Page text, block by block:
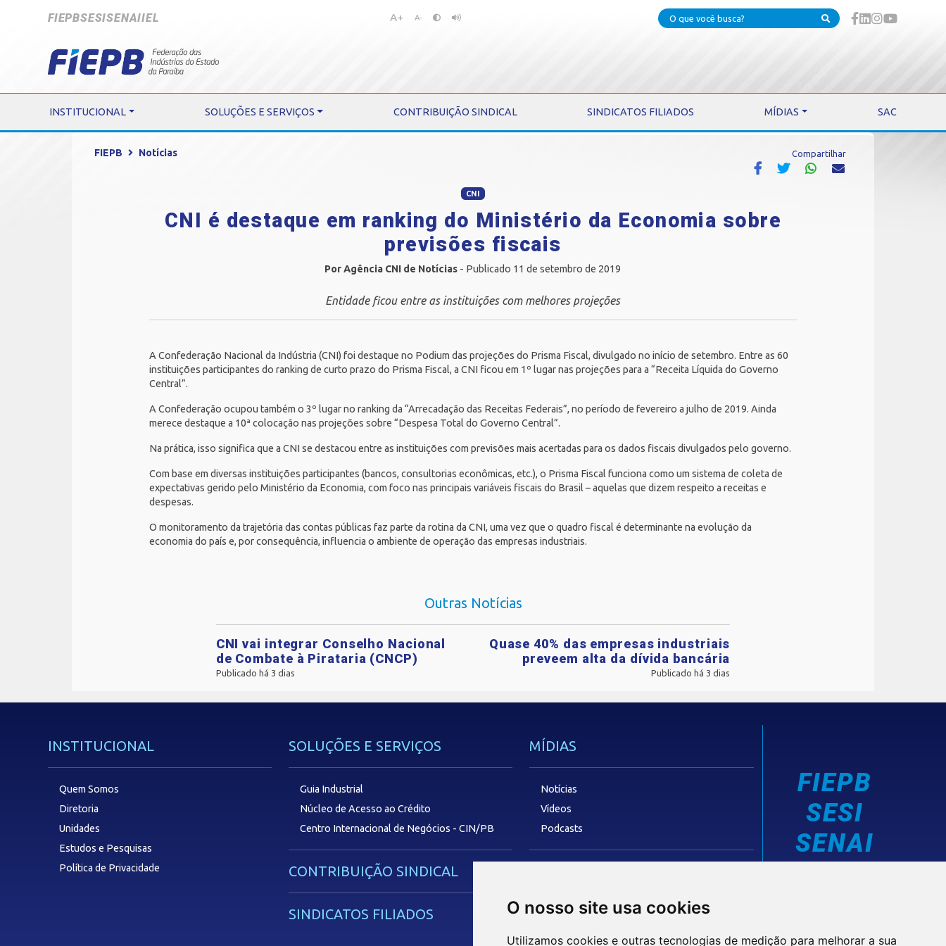
O nosso site usa cookies
Utilizamos cookies e outras tecnologias de medição para melhorar a sua
FIEPBSESISENAIIEL
Pular
Pular
A+ A-
INSTITUCIONAL SOLUÇÕES E SERVIÇOS CONTRIBUIÇÃO SINDICAL SINDICATOS FILIADOS MÍDIAS SAC
FIEPB Notícias Compartilhar
CNI
CNI é destaque em ranking do Ministério da Economia sobre
previsões fiscais
Por Agência CNI de Notícias - Publicado 11 de setembro de 2019
Entidade ficou entre as instituições com melhores projeções
AConfederação Nacional da Indústria (CNI) foi destaque no Podium das projeções do Prisma Fiscal, divulgado no início de setembro. Entre as 60
instituições participantes do ranking de curto prazo do Prisma Fiscal, a CNI ficou em 1º lugar nas projeções para a “Receita Líquida do Governo
Central”.
A Confederação ocupou também o 3º lugar no ranking da “Arrecadação das Receitas Federais”, no período de fevereiro a julho de 2019. Ainda
merece destaque a 10ª colocação nas projeções sobre “Despesa Total do Governo Central”.
Na prática, isso significa que a CNI se destacou entre as instituições com previsões mais acertadas para os dados fiscais divulgados pelo governo.
Com base em diversas instituições participantes (bancos, consultorias econômicas, etc.), o Prisma Fiscal funciona como um sistema de coleta de
expectativas gerido pelo Ministério da Economia, com foco nas principais variáveis fiscais do Brasil – aquelas que dizem respeito a receitas e
despesas.
O monitoramento da trajetória das contas públicas faz parte da rotina da CNI, uma vez que o quadro fiscal é determinante na evolução da
economia do país e, por consequência, influencia o ambiente de operação das empresas industriais.
Outras Notícias
CNI vai integrar Conselho Nacional
de Combate à Pirataria (CNCP)
Publicado há 3 dias
Quase 40% das empresas industriais
preveem alta da dívida bancária
Publicado há 3 dias
INSTITUCIONAL
Quem Somos
Diretoria
Unidades
Estudos e Pesquisas
Política de Privacidade
SOLUÇÕES E SERVIÇOS
Guia Industrial
Núcleo de Acesso ao Crédito
Centro Internacional de Negócios - CIN/PB
CONTRIBUIÇÃO SINDICAL
SINDICATOS FILIADOS
MÍDIAS
Notícias
Vídeos
Podcasts
FIEPB
SESI
SENAI